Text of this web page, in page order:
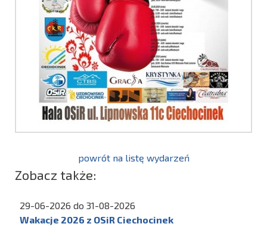
powrót na listę wydarzeń
Zobacz także:
29-06-2026 do 31-08-2026
Wakacje 2026 z OSiR Ciechocinek